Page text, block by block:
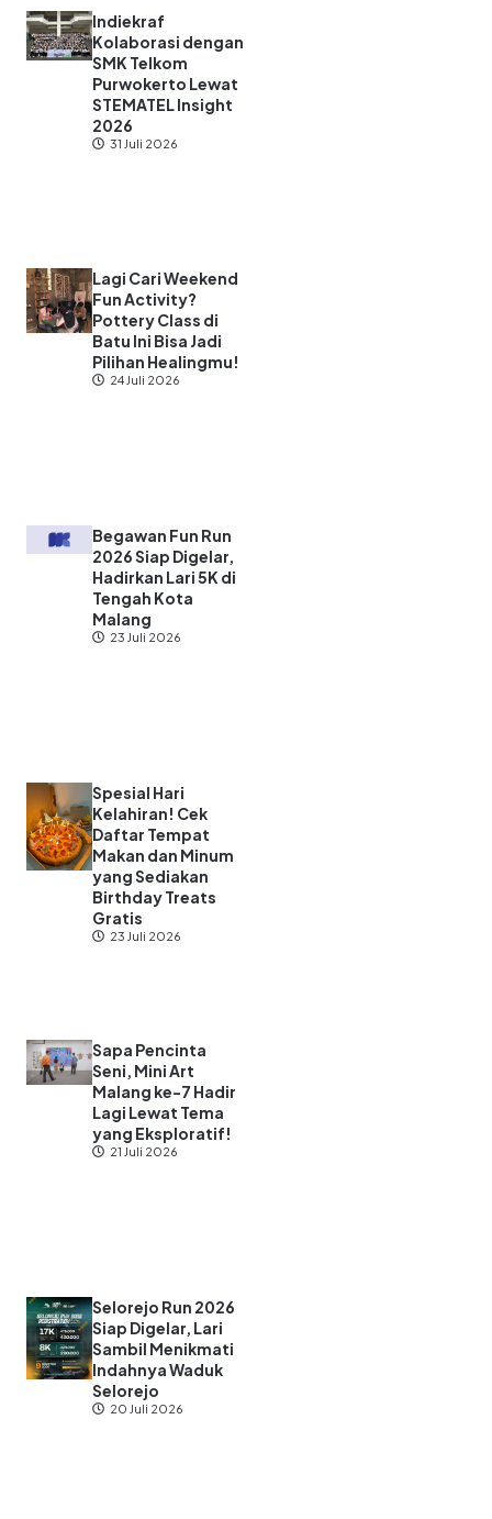
Indiekraf
Kolaborasi dengan
SMK Telkom
Purwokerto Lewat
STEMATEL Insight
2026
31 Juli 2026
Lagi Cari Weekend
Fun Activity?
Pottery Class di
Batu Ini Bisa Jadi
Pilihan Healingmu!
24 Juli 2026
Begawan Fun Run
2026 Siap Digelar,
Hadirkan Lari 5K di
Tengah Kota
Malang
23 Juli 2026
Spesial Hari
Kelahiran! Cek
Daftar Tempat
Makan dan Minum
yang Sediakan
Birthday Treats
Gratis
23 Juli 2026
Sapa Pencinta
Seni, Mini Art
Malang ke-7 Hadir
Lagi Lewat Tema
yang Eksploratif!
21 Juli 2026
Selorejo Run 2026
Siap Digelar, Lari
Sambil Menikmati
Indahnya Waduk
Selorejo
20 Juli 2026